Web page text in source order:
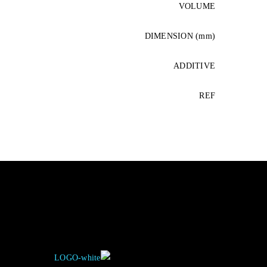
VOLUME
DIMENSION (mm)
ADDITIVE
REF